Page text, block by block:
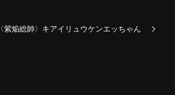
〈紫焔総帥〉キアイリュウケンエッちゃん